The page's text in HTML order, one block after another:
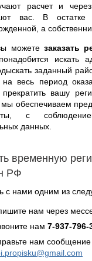
расчет и
вас. В остатке
а
можете заказать
искать
заданный
на весь период
прекратить вашу
обеспечиваем
с
данных.
временную
РФ
с нами одним из
нам через
нам 7-937-796-
нам сообщение